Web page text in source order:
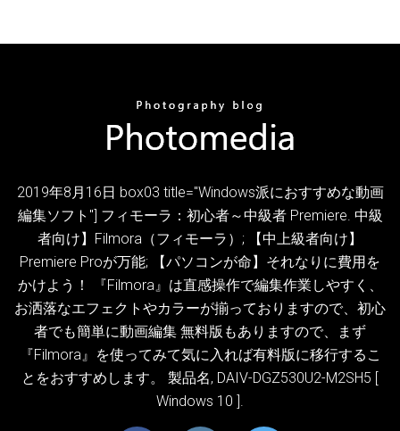
2019年8月16日 box03 title="Windows派におすすめな動画
編集ソフト"] フィモーラ：初心者～中級者 Premiere. 中級
者向け】Filmora（フィモーラ）; 【中上級者向け】
Premiere Proが万能; 【パソコンが命】それなりに費用を
かけよう！ 『Filmora』は直感操作で編集作業しやすく、
お洒落なエフェクトやカラーが揃っておりますので、初心
者でも簡単に動画編集 無料版もありますので、まず
『Filmora』を使ってみて気に入れば有料版に移行するこ
とをおすすめします。 製品名, DAIV-DGZ530U2-M2SH5 [
Windows 10 ].